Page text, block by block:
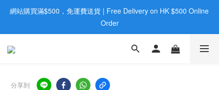
歡迎親臨旺角店購買：旺角弼街20號12樓B  |  RealDeal 保健品 |
WhatsApp 9560 0709
網站購買滿$500，免運費送貨 | Free Delivery on HK $500 Online
Order
歡迎親臨旺角店購買：旺角弼街20號12樓B  |  RealDeal 保健品 |
分享到